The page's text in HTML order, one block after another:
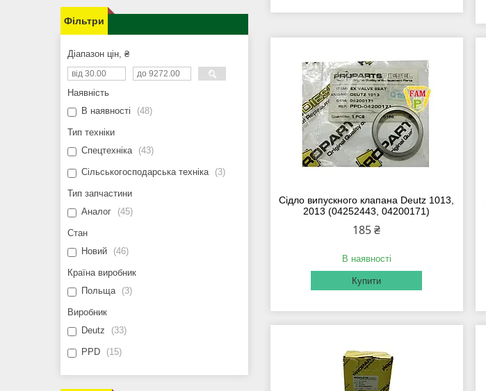
Сідло випускного клапана Deutz 1013,
2013 (04252443, 04200171)
185 ₴
В наявності
Купити
Фільтри
Діапазон цін, ₴
Наявність
В наявності
48
Тип техніки
Спецтехніка
43
Сільськогосподарська техніка 3
Тип запчастини
Аналог
45
Стан
Новий
46
Країна виробник
Польща
3
Виробник
Deutz
33
PPD 15